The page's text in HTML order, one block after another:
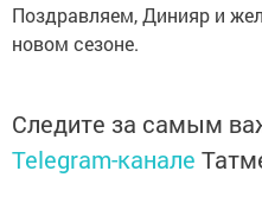
Поздравляем, Динияр и
новом сезоне.
Следите за самым
Telegram-канале